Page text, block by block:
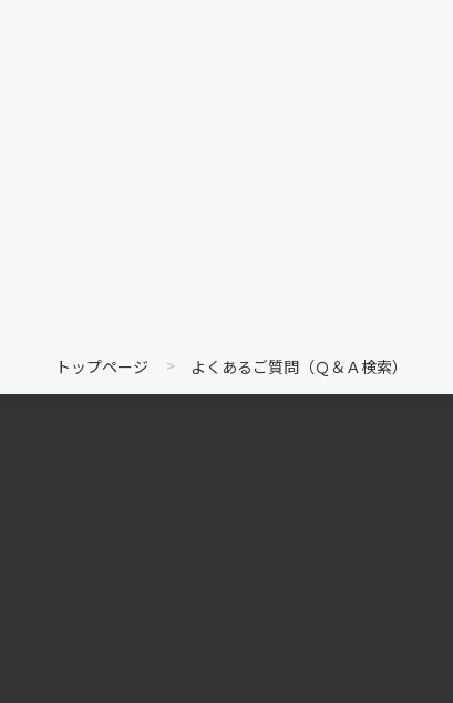
トップページ よくあるご質問（Ｑ＆Ａ検索）